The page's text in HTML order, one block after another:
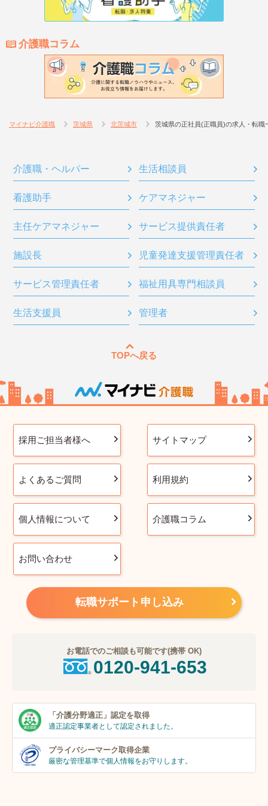
介護職コラム
マイナビ介護職 茨城県 北茨城市 茨城県の正社員(正職員)の求人・転職
介護職・ヘルパー 生活相談員
看護助手 ケアマネジャー
主任ケアマネジャー サービス提供責任者
施設長 児童発達支援管理責任者
サービス管理責任者 福祉用具専門相談員
生活支援員 管理者
TOPへ戻る
採用ご担当者様へ サイトマップ
よくあるご質問 利用規約
個人情報について 介護職コラム
お問い合わせ
転職サポート申し込み
お電話でのご相談も可能です(携帯 OK)
0120-941-653
「介護分野適正」 認定を取得
適正認定事業者として認定されました。
プライバシーマーク取得企業
厳密な管理基準で個人情報をお守りします。